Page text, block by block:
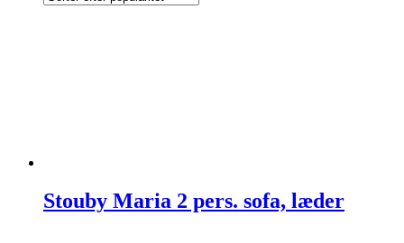
Stouby Maria 2 pers. sofa, læder